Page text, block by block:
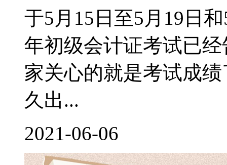
于5月15日至5月19日
年初级会计证考试已
家关心的就是考试成
久出...
2021-06-06